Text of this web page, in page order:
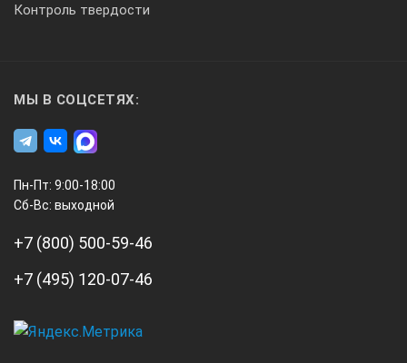
Контроль твердости
МЫ В СОЦСЕТЯХ:
Пн-Пт: 9:00-18:00
Сб-Вс: выходной
+7 (800) 500-59-46
+7 (495) 120-07-46